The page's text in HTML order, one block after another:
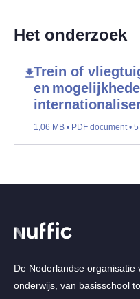
Het onderzoek
Trein of
en
1,06 MB • PDF document •
De Nederlandse organisatie
onderwijs, van basisschool